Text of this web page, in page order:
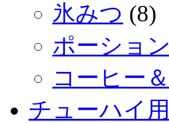
氷みつ (8)
ポーション
コーヒー
チューハイ